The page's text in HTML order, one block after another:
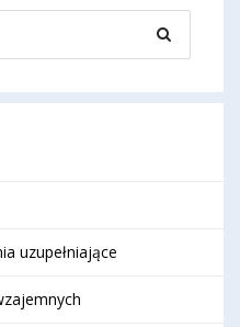
uzupełniające